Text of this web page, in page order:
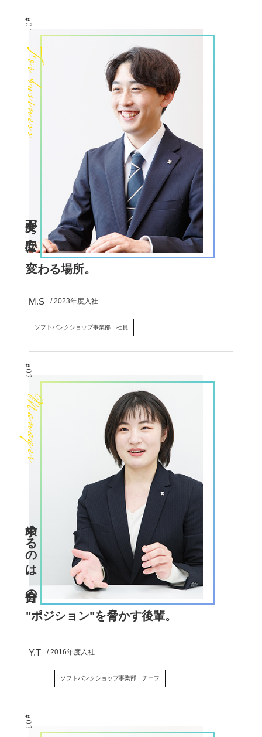
#01
For business
不安が"安心"に
変わる場所。
M.S / 2023年度入社
ソフトバンクショップ事業部 社員
#02
Manager
求めるのは、自分の
"ポジション"を脅かす後輩。
Y.T / 2016年度入社
ソフトバンクショップ事業部 チーフ
#03